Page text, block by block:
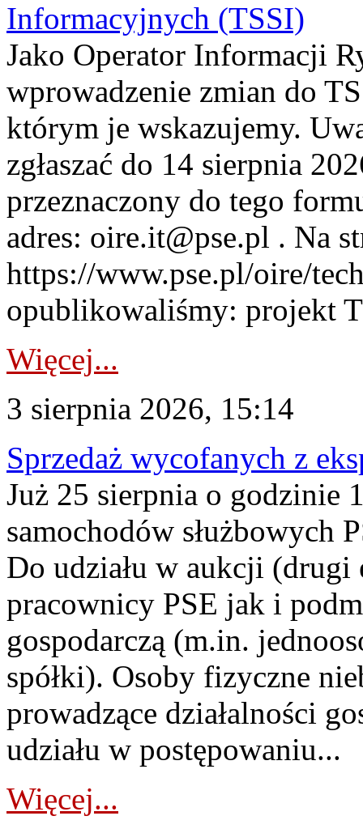
Informacyjnych (TSSI)
Jako Operator Informacji
wprowadzenie zmian do
którym je wskazujemy.
zgłaszać do 14 sierpnia
przeznaczony do tego
adres: oire.it@pse.pl . Na
https://www.pse.pl/oire/
opublikowaliśmy: projekt
Więcej...
3 sierpnia 2026, 15:14
Sprzedaż wycofanych z
Już 25 sierpnia o godzinie
samochodów służbowych
Do udziału w aukcji (drugi
pracownicy PSE jak i
gospodarczą (m.in.
spółki). Osoby fizyczne
prowadzące działalności
udziału w postępowaniu...
Więcej...